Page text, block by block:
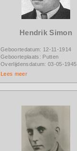
Hendrik Simon
Geboortedatum: 12-11-1914
Geboorteplaats: Putten
Overlijdensdatum: 03-05-1945
Lees meer